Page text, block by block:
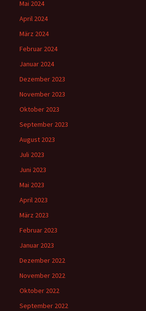
Mai 2024
April 2024
März 2024
Februar 2024
Januar 2024
Dezember 2023
November 2023
Oktober 2023
September 2023
August 2023
Juli 2023
Juni 2023
Mai 2023
April 2023
März 2023
Februar 2023
Januar 2023
Dezember 2022
November 2022
Oktober 2022
September 2022